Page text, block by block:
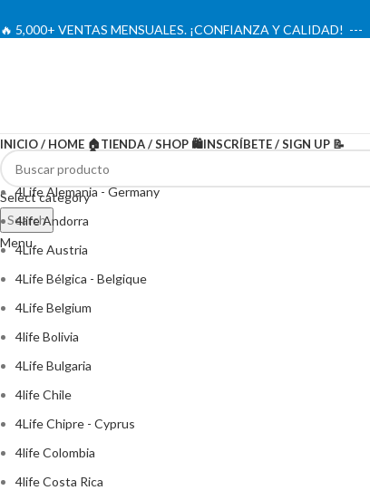
🔥 5,000+ VENTAS MENSUALES. ¡CONFIANZA Y CALIDAD!
Select category
Search
Menu
INICIO / HOME 🏠TIENDA / SHOP 🛍️INSCRÍBETE / SIGN UP 📝
4Life Alemania - Germany
4life Andorra
4Life Austria
4Life Bélgica - Belgique
4Life Belgium
4life Bolivia
4Life Bulgaria
4life Chile
4Life Chipre - Cyprus
4life Colombia
4life Costa Rica